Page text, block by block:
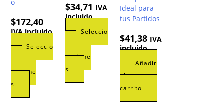
o
$172,40
IVA incluido
Seleccio
nar
opcione
s
Este
producto
$34,71 IVA
incluido
Seleccio
nar
opcione
s
Este
producto
Ideal para
tus Partidos
$41,38 IVA
incluido
Añadir
al
carrito